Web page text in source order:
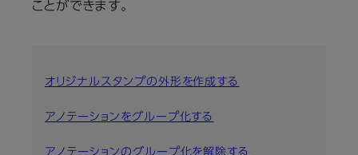
ことができます。
オリジナルスタンプの外形を作成する
アノテーションをグループ化する
アノテーションのグループ化を解除する